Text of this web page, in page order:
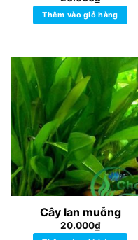
Thêm vào giỏ hàng
Cây lan muỗng
20.000₫